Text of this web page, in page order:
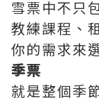
雪票中不只
教練課程、
你的需求來
季票
就是整個季